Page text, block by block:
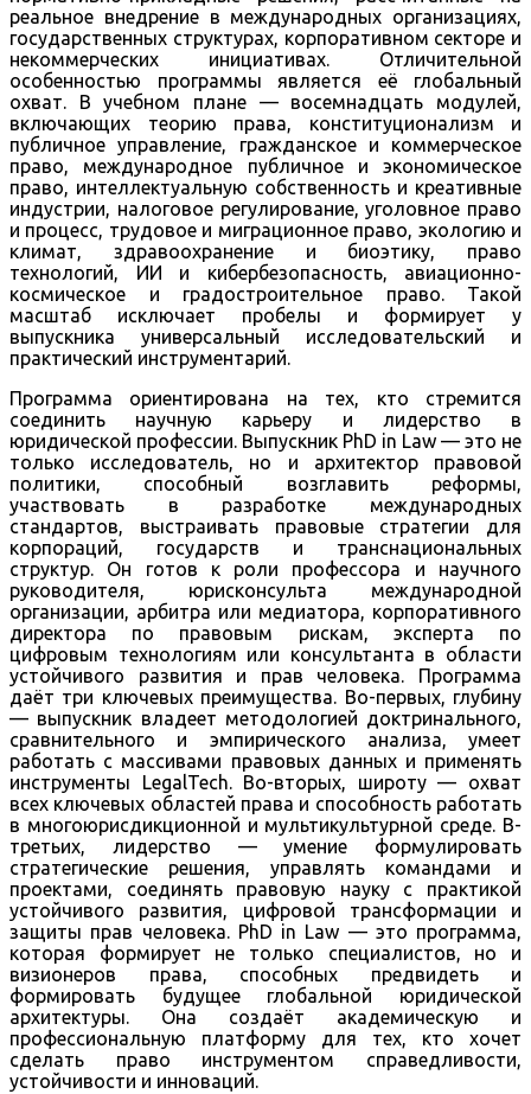
реальное внедрение в международных организациях,
государственных структурах, корпоративном секторе и
некоммерческих инициативах. Отличительной
особенностью программы является её глобальный
охват. В учебном плане — восемнадцать модулей,
включающих теорию права, конституционализм и
публичное управление, гражданское и коммерческое
право, международное публичное и экономическое
право, интеллектуальную собственность и креативные
индустрии, налоговое регулирование, уголовное право
и процесс, трудовое и миграционное право, экологию и
климат, здравоохранение и биоэтику, право
технологий, ИИ и кибербезопасность, авиационно-
космическое и градостроительное право. Такой
масштаб исключает пробелы и формирует у
выпускника универсальный исследовательский и
практический инструментарий.
Программа ориентирована на тех, кто стремится
соединить научную карьеру и лидерство в
юридической профессии. Выпускник PhD in Law — это не
только исследователь, но и архитектор правовой
политики, способный возглавить реформы,
участвовать в разработке международных
стандартов, выстраивать правовые стратегии для
корпораций, государств и транснациональных
структур. Он готов к роли профессора и научного
руководителя, юрисконсульта международной
организации, арбитра или медиатора, корпоративного
директора по правовым рискам, эксперта по
цифровым технологиям или консультанта в области
устойчивого развития и прав человека. Программа
даёт три ключевых преимущества. Во-первых, глубину
— выпускник владеет методологией доктринального,
сравнительного и эмпирического анализа, умеет
работать с массивами правовых данных и применять
инструменты LegalTech. Во-вторых, широту — охват
всех ключевых областей права и способность работать
в многоюрисдикционной и мультикультурной среде. В-
третьих, лидерство — умение формулировать
стратегические решения, управлять командами и
проектами, соединять правовую науку с практикой
устойчивого развития, цифровой трансформации и
защиты прав человека. PhD in Law — это программа,
которая формирует не только специалистов, но и
визионеров права, способных предвидеть и
формировать будущее глобальной юридической
архитектуры. Она создаёт академическую и
профессиональную платформу для тех, кто хочет
сделать право инструментом справедливости,
устойчивости и инноваций.